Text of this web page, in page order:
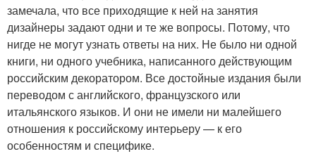
замечала, что все приходящие к ней на занятия
дизайнеры задают одни и те же вопросы. Потому, что
нигде не могут узнать ответы на них. Не было ни одной
книги, ни одного учебника, написанного действующим
российским декоратором. Все достойные издания были
переводом с английского, французского или
итальянского языков. И они не имели ни малейшего
отношения к российскому интерьеру — к его
особенностям и специфике.